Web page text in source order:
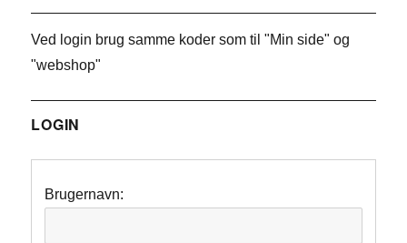
Ved login brug samme koder som til "Min side" og
"webshop"
LOGIN
Brugernavn: